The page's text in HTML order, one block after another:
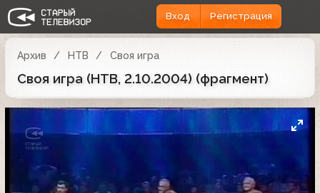
Вход Регистрация
Архив НТВ Своя игра
Своя игра (НТВ, 2.10.2004) (фрагмент)